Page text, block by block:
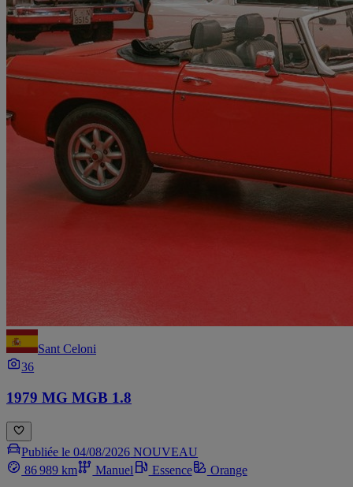
Sant Celoni
36
1979 MG MGB 1.8
Publiée le 04/08/2026 NOUVEAU
86 989 km
Manuel Essence
Orange